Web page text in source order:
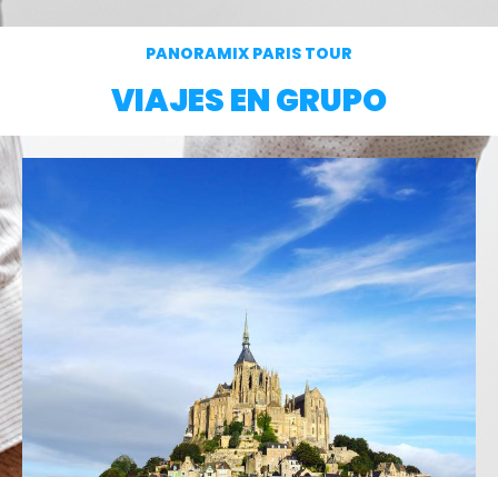
PANORAMIX PARIS TOUR
VIAJES EN GRUPO